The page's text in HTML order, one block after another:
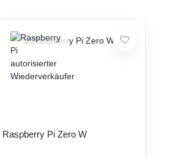
Raspberry Pi Zero W